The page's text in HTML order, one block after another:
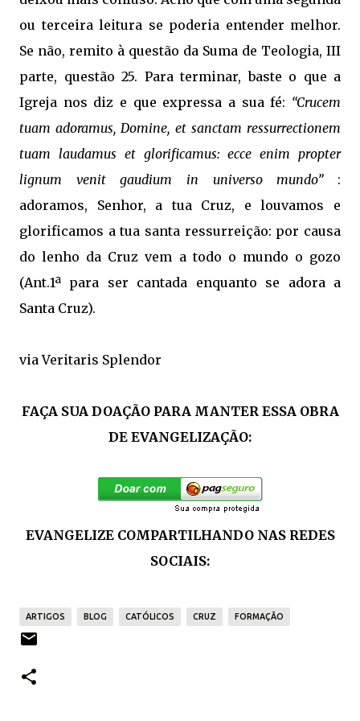
ou terceira leitura se poderia entender melhor.
Se não, remito à questão da Suma de Teologia, III
parte, questão 25. Para terminar, baste o que a
Igreja nos diz e que expressa a sua fé: “Crucem
tuam adoramus, Domine, et sanctam ressurrectionem
tuam laudamus et glorificamus: ecce enim propter
lignum venit gaudium in universo mundo” :
adoramos, Senhor, a tua Cruz, e louvamos e
glorificamos a tua santa ressurreição: por causa
do lenho da Cruz vem a todo o mundo o gozo
(Ant.1ª para ser cantada enquanto se adora a
Santa Cruz).
via Veritaris Splendor
FAÇA SUA DOAÇÃO PARA MANTER ESSA OBRA
DE EVANGELIZAÇÃO:
EVANGELIZE COMPARTILHANDO NAS REDES
SOCIAIS:
ARTIGOS BLOG CATÓLICOS CRUZ FORMAÇÃO